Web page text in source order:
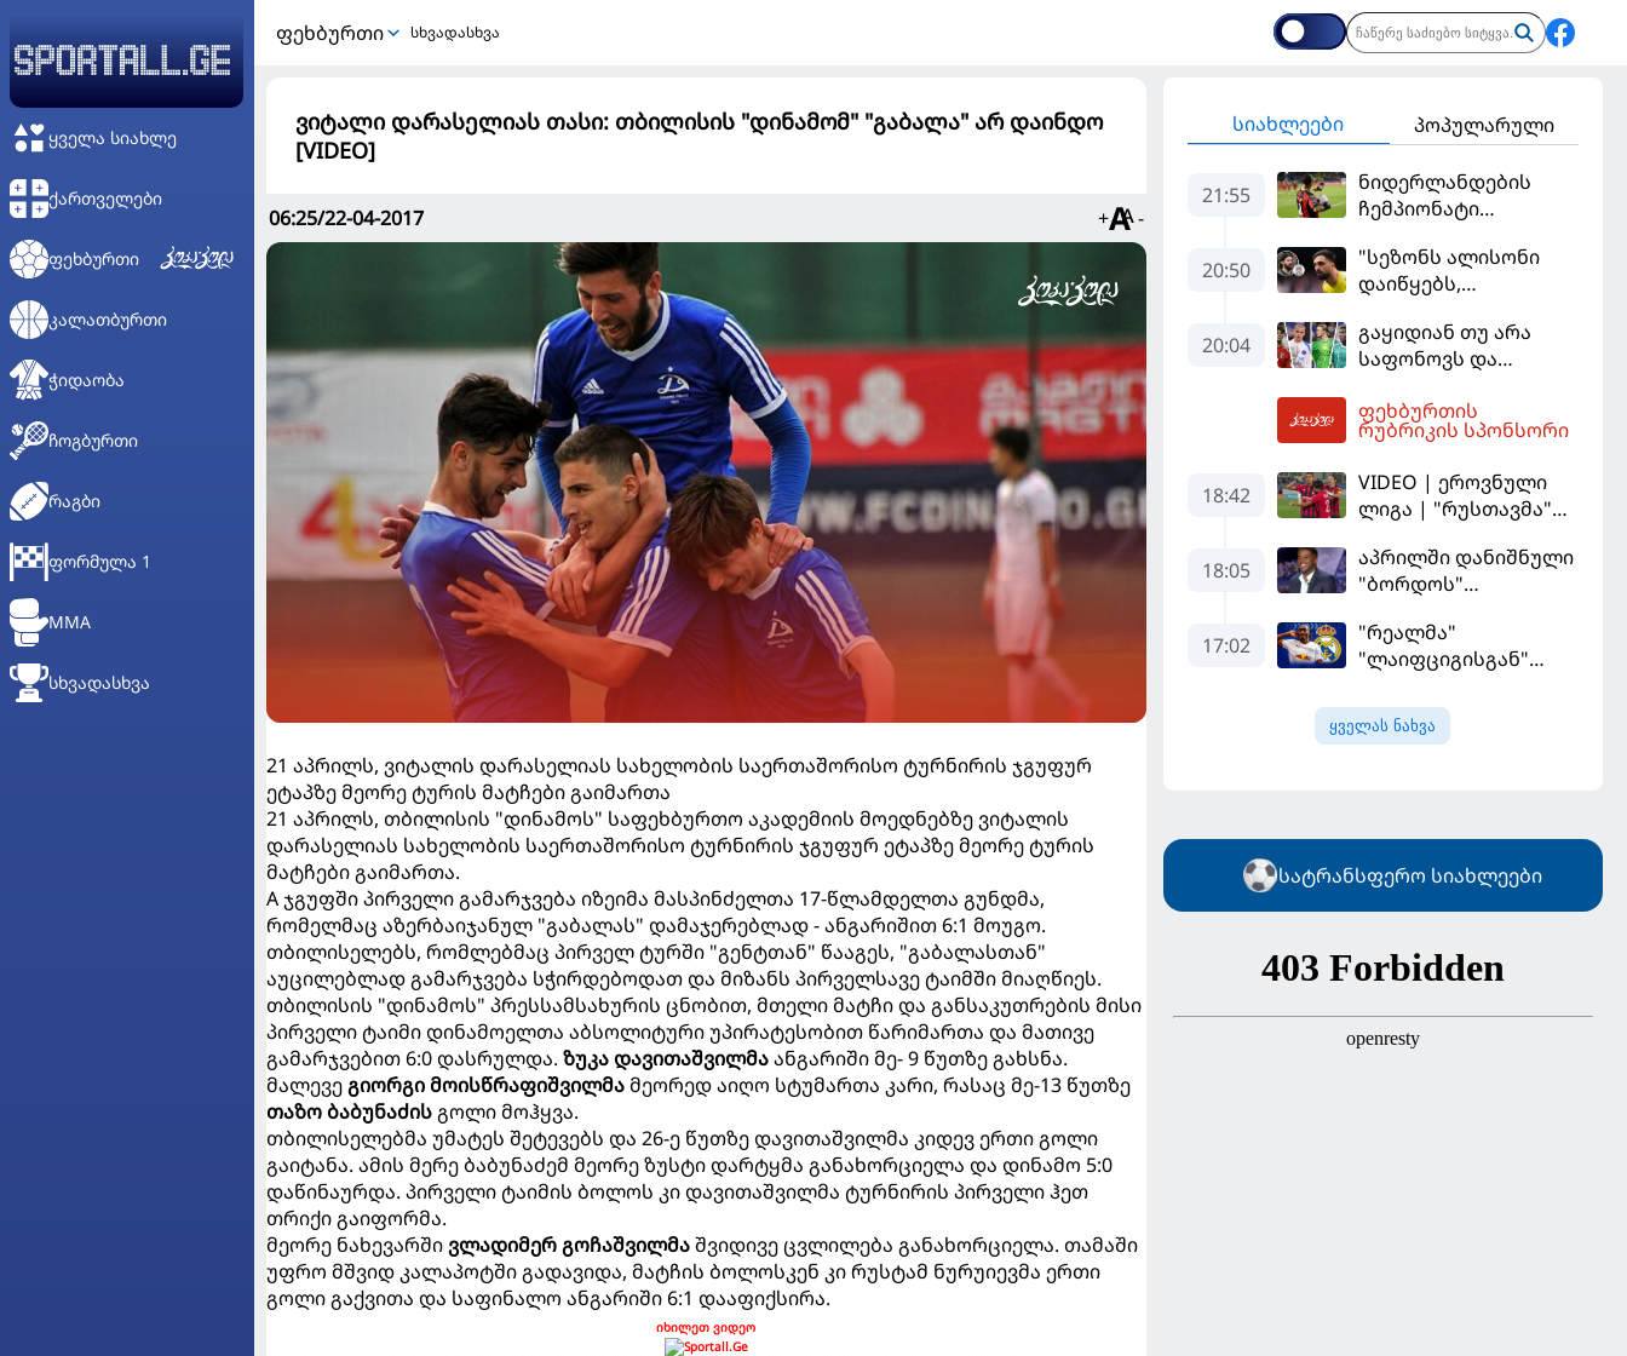
ᲧᲕᲔᲚᲐ ᲡᲘᲐᲮᲚᲔ
ᲥᲐᲠᲗᲕᲔᲚᲔᲑᲘ
ᲤᲔᲮᲑᲣᲠᲗᲘ
ᲙᲐᲚᲐᲗᲑᲣᲠᲗᲘ
ᲭᲘᲓᲐᲝᲑᲐ
ᲩᲝᲒᲑᲣᲠᲗᲘ
ᲠᲐᲒᲑᲘ
ᲤᲝᲠᲛᲣᲚᲐ 1
MMA
ᲡᲮᲕᲐᲓᲐᲡᲮᲕᲐ
ᲤᲔᲮᲑᲣᲠᲗᲘ სხვადასხვა
ვიტალი დარასელიას თასი: თბილისის "დინამომ" "გაბალა" არ დაინდო
[VIDEO]
06:25/22-04-2017 + -
21 აპრილს, ვიტალის დარასელიას სახელობის საერთაშორისო ტურნირის ჯგუფურ
ეტაპზე მეორე ტურის მატჩები გაიმართა
21 აპრილს, თბილისის "დინამოს" საფეხბურთო აკადემიის მოედნებზე ვიტალის
დარასელიას სახელობის საერთაშორისო ტურნირის ჯგუფურ ეტაპზე მეორე ტურის
მატჩები გაიმართა.
A ჯგუფში პირველი გამარჯვება იზეიმა მასპინძელთა 17-წლამდელთა გუნდმა,
რომელმაც აზერბაიჯანულ "გაბალას" დამაჯერებლად - ანგარიშით 6:1 მოუგო.
თბილისელებს, რომლებმაც პირველ ტურში "გენტთან" წააგეს, "გაბალასთან"
აუცილებლად გამარჯვება სჭირდებოდათ და მიზანს პირველსავე ტაიმში მიაღწიეს.
თბილისის "დინამოს" პრესსამსახურის ცნობით, მთელი მატჩი და განსაკუთრების მისი
პირველი ტაიმი დინამოელთა აბსოლიტური უპირატესობით წარიმართა და მათივე
გამარჯვებით 6:0 დასრულდა. ზუკა დავითაშვილმაანგარიში მე- 9 წუთზე გახსნა.
მალევეგიორგი მოისწრაფიშვილმამეორედ აიღო სტუმართა კარი, რასაც მე-13 წუთზე
თაზო ბაბუნაძისგოლი მოჰყვა.
თბილისელებმა უმატეს შეტევებს და 26-ე წუთზე დავითაშვილმა კიდევ ერთი გოლი
გაიტანა. ამის მერე ბაბუნაძემ მეორე ზუსტი დარტყმა განახორციელა და დინამო 5:0
დაწინაურდა. პირველი ტაიმის ბოლოს კი დავითაშვილმა ტურნირის პირველი ჰეთ
თრიქი გაიფორმა.
მეორე ნახევარშივლადიმერ გოჩაშვილმაშვიდივე ცვლილება განახორციელა. თამაში
უფრო მშვიდ კალაპოტში გადავიდა, მატჩის ბოლოსკენ კი რუსტამ ნურუიევმა ერთი
გოლი გაქვითა და საფინალო ანგარიში 6:1 დააფიქსირა.
იხილეთ ვიდეო
სიახლეები პოპულარული
21:55
ნიდერლანდების
ჩემპიონატი
გაიხსნა - ის მატჩის
MVP გახდა
20:50
"სეზონს ალისონი
დაიწყებს,
შანსის
გამოსაყენებლად
სჭირდება,
რომელსაც 100%-ით
მიიღებს" - განაცხადა
"ლივერპულის"
ყოფილმა მეკარემ
20:04
გაყიდიან თუ არა
საფონოვს და
იქნება პსჟ-ს
ძირითადი მეკარე?
ფეხბურთის
რუბრიკის სპონსორი
18:42
VIDEO | ეროვნული
ლიგა | "რუსთავმა"
დამსახურებულად
მოიგო, "ტორპედომ"
18:05
აპრილში დანიშნული
"ბორდოს"
გადააყენეს
17:02
"რეალმა"
"ლაიფციგისგან"
მილიონად შეიძინა
ყველას ნახვა
სატრანსფერო სიახლეები